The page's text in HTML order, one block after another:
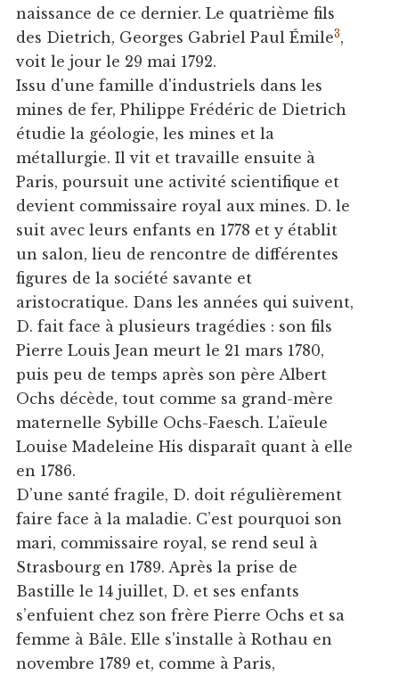
naissance de ce dernier. Le quatrième fils
des Dietrich, Georges Gabriel Paul Émile3,
voit le jour le 29 mai 1792.
Issu d'une famille d'industriels dans les
mines de fer, Philippe Frédéric de Dietrich
étudie la géologie, les mines et la
métallurgie. Il vit et travaille ensuite à
Paris, poursuit une activité scientifique et
devient commissaire royal aux mines. D. le
suit avec leurs enfants en 1778 et y établit
un salon, lieu de rencontre de différentes
figures de la société savante et
aristocratique. Dans les années qui suivent,
D. fait face à plusieurs tragédies : son fils
Pierre Louis Jean meurt le 21 mars 1780,
puis peu de temps après son père Albert
Ochs décède, tout comme sa grand-mère
maternelle Sybille Ochs-Faesch. L’aïeule
Louise Madeleine His disparaît quant à elle
en 1786.
D’une santé fragile, D. doit régulièrement
faire face à la maladie. C’est pourquoi son
mari, commissaire royal, se rend seul à
Strasbourg en 1789. Après la prise de
Bastille le 14 juillet, D. et ses enfants
s’enfuient chez son frère Pierre Ochs et sa
femme à Bâle. Elle s'installe à Rothau en
novembre 1789 et, comme à Paris,